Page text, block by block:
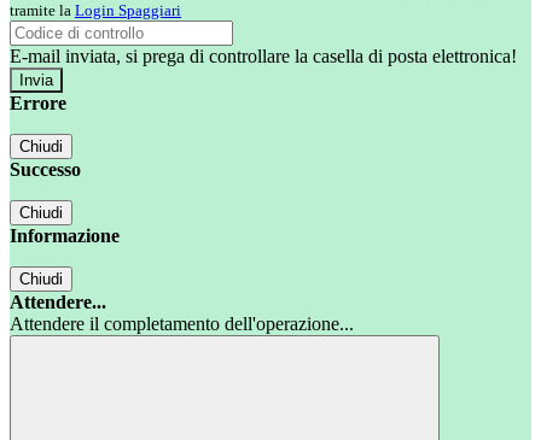
tramite la Login Spaggiari
E-mail inviata, si prega di controllare la casella di posta elettronica!
Errore
Chiudi
Successo
Chiudi
Informazione
Chiudi
Attendere...
Attendere il completamento dell'operazione...